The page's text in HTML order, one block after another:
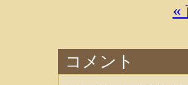
«
コメント